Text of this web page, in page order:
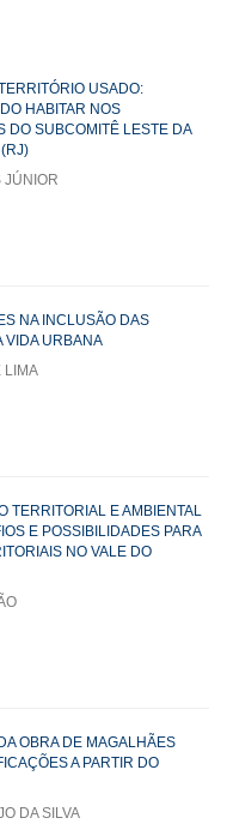
USADO:
HABITAR NOS
DO SUBCOMITÊ LESTE DA
JÚNIOR
NA INCLUSÃO DAS
VIDA URBANA
LIMA
TERRITORIAL E AMBIENTAL
E POSSIBILIDADES PARA
NO VALE DO
OBRA DE MAGALHÃES
A PARTIR DO
DA SILVA